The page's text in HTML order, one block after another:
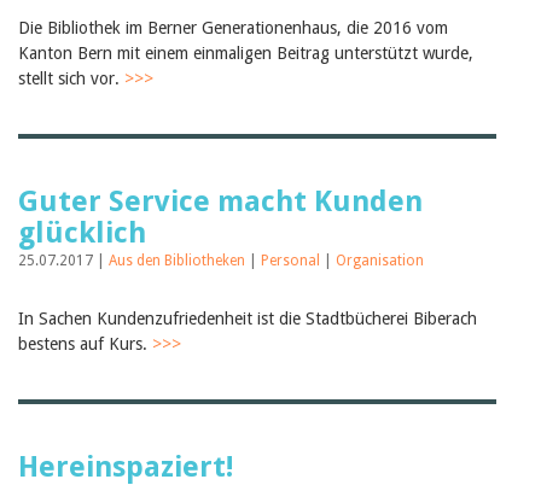
Die Bibliothek im Berner Generationenhaus, die 2016 vom
Kanton Bern mit einem einmaligen Beitrag unterstützt wurde,
stellt sich vor. >>>
Guter Service macht Kunden
glücklich
25.07.2017 | Aus den Bibliotheken Personal Organisation
In Sachen Kundenzufriedenheit ist die Stadtbücherei Biberach
bestens auf Kurs. >>>
Hereinspaziert!